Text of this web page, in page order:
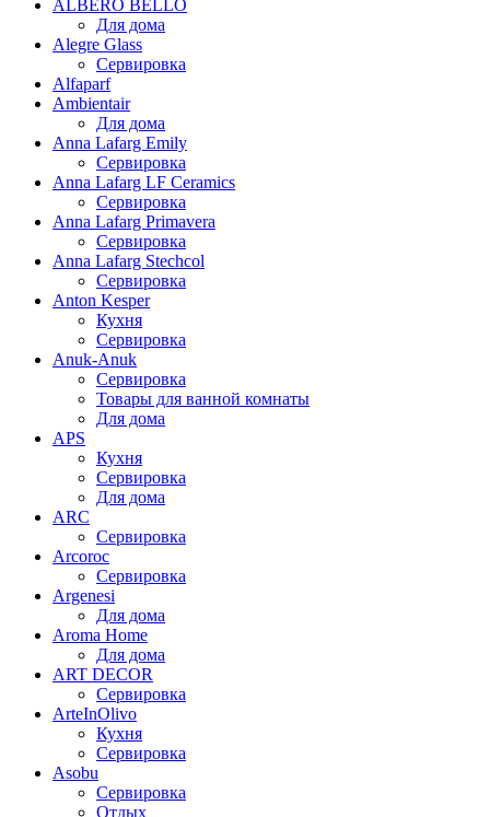
ALBERO BELLO
Для дома
Alegre Glass
Сервировка
Alfaparf
Ambientair
Для дома
Anna Lafarg Emily
Сервировка
Anna Lafarg LF Ceramics
Сервировка
Anna Lafarg Primavera
Сервировка
Anna Lafarg Stechcol
Сервировка
Anton Kesper
Кухня
Сервировка
Anuk-Anuk
Сервировка
Товары для ванной комнаты
Для дома
APS
Кухня
Сервировка
Для дома
ARC
Сервировка
Arcoroc
Сервировка
Argenesi
Для дома
Aroma Home
Для дома
ART DECOR
Сервировка
ArteInOlivo
Кухня
Сервировка
Asobu
Сервировка
Отдых